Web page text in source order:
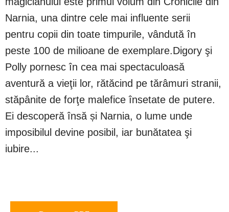
Narnia, una dintre cele mai influente serii
pentru copii din toate timpurile, vândută în
peste 100 de milioane de exemplare.Digory şi
Polly pornesc în cea mai spectaculoasă
aventură a vieţii lor, rătăcind pe tărâmuri stranii,
stăpânite de forţe malefice însetate de putere.
Ei descoperă însă și Narnia, o lume unde
imposibilul devine posibil, iar bunătatea şi
iubire...